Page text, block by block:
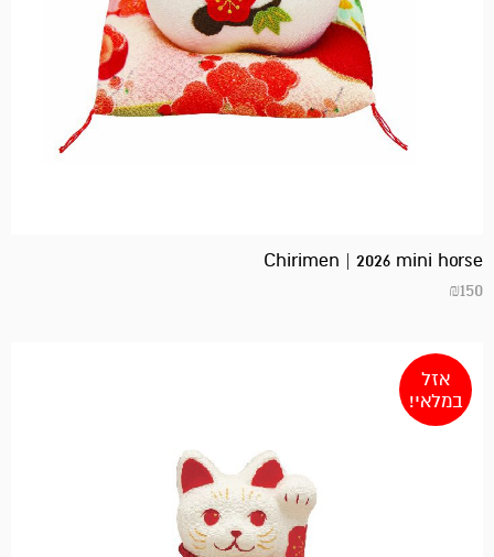
Chirimen | 2026 mini horse
₪150
אזל
במלאי!